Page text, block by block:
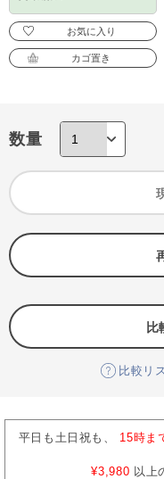
お気に入り
カゴ置き
数量
比
比較リ
平日も土日祝も、 15時ま
¥3,980 以上